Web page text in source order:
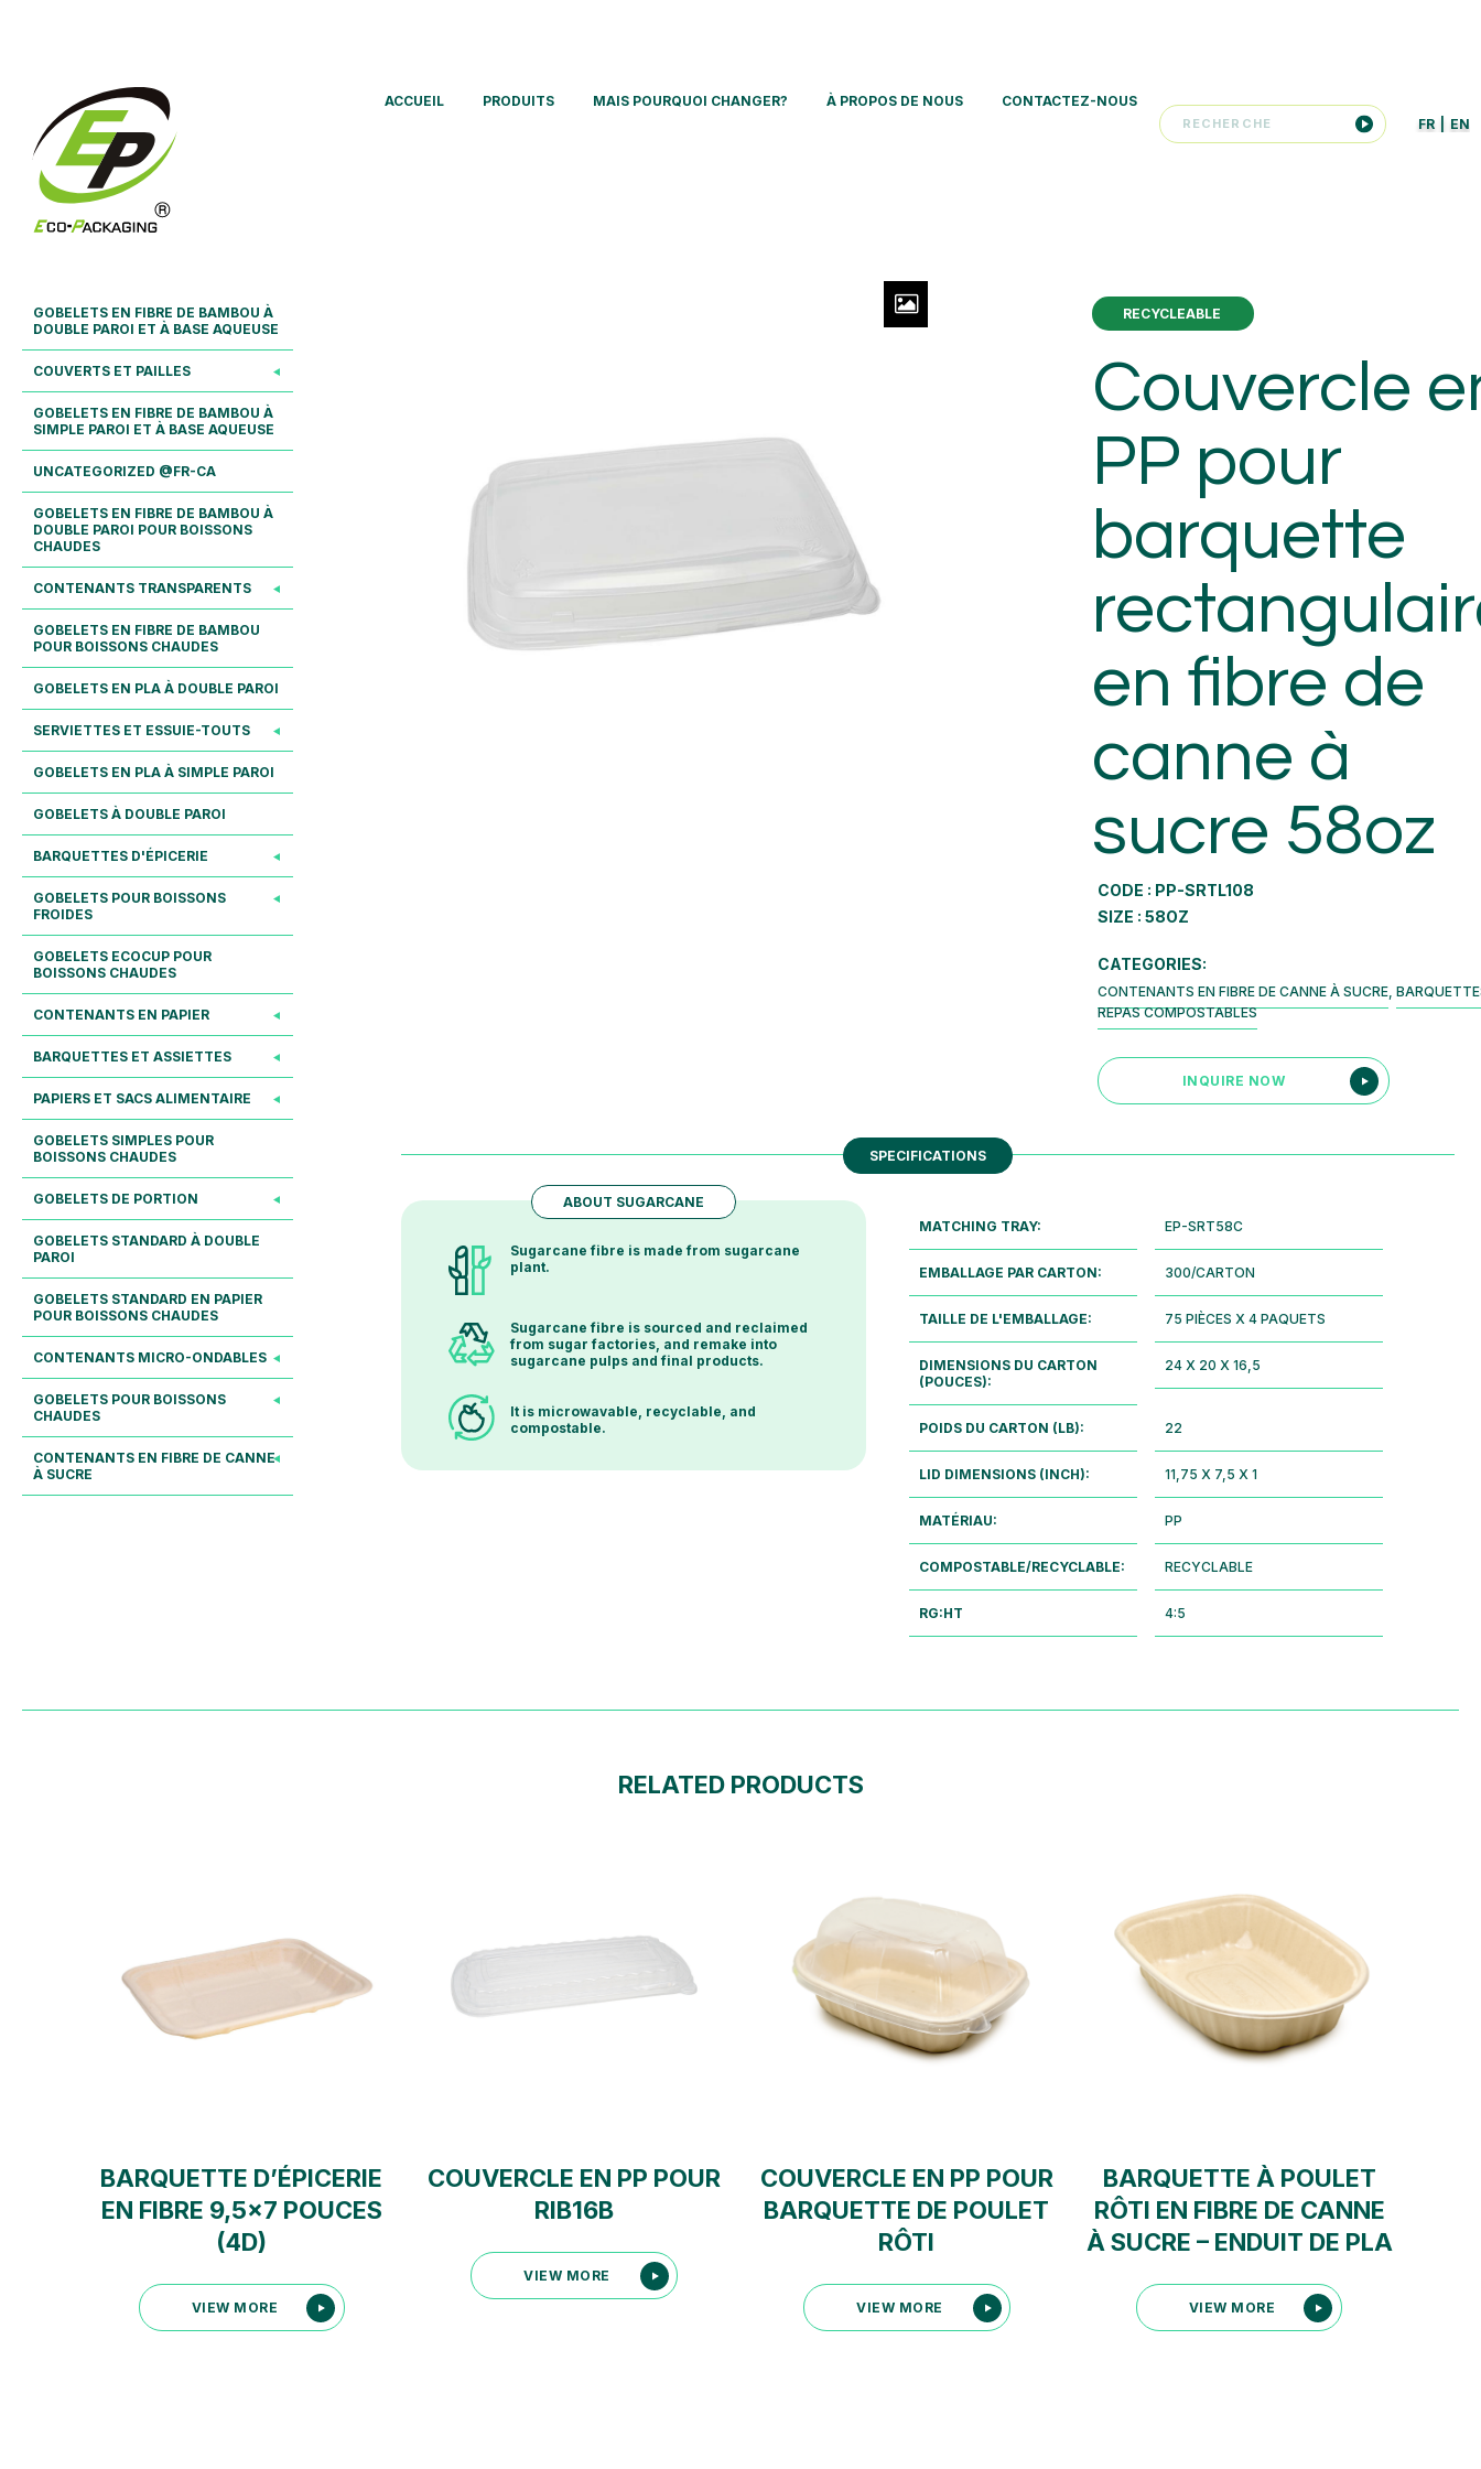
ACCUEIL PRODUITS MAIS POURQUOI CHANGER? À PROPOS DE NOUS
CONTACTEZ-NOUS
FR
EN
GOBELETS EN FIBRE DE BAMBOU À
DOUBLE PAROI ET À BASE AQUEUSE
COUVERTS ET PAILLES
GOBELETS EN FIBRE DE BAMBOU À
SIMPLE PAROI ET À BASE AQUEUSE
UNCATEGORIZED @FR-CA
GOBELETS EN FIBRE DE BAMBOU À
DOUBLE PAROI POUR BOISSONS
CHAUDES
CONTENANTS TRANSPARENTS
GOBELETS EN FIBRE DE BAMBOU
POUR BOISSONS CHAUDES
GOBELETS EN PLA À DOUBLE PAROI
SERVIETTES ET ESSUIE-TOUTS
GOBELETS EN PLA À SIMPLE PAROI
GOBELETS À DOUBLE PAROI
BARQUETTES D'ÉPICERIE
GOBELETS POUR BOISSONS
FROIDES
GOBELETS ECOCUP POUR
BOISSONS CHAUDES
CONTENANTS EN PAPIER
BARQUETTES ET ASSIETTES
PAPIERS ET SACS ALIMENTAIRE
GOBELETS SIMPLES POUR
BOISSONS CHAUDES
GOBELETS DE PORTION
GOBELETS STANDARD À DOUBLE
PAROI
GOBELETS STANDARD EN PAPIER
POUR BOISSONS CHAUDES
CONTENANTS MICRO-ONDABLES
GOBELETS POUR BOISSONS
CHAUDES
CONTENANTS EN FIBRE DE CANNE
À SUCRE
RECYCLEABLE
Couvercle
PP pour
barquette
en fibre de
canne à
sucre 58oz
CODE : PP-SRTL108
SIZE : 58OZ
CATEGORIES:
CONTENANTS EN FIBRE DE CANNE À SUCRE,
REPAS COMPOSTABLES
INQUIRE NOW
SPECIFICATIONS
ABOUT SUGARCANE
Sugarcane fibre is made from sugarcane
plant.
Sugarcane fibre is sourced and reclaimed
from sugar factories, and remake into
sugarcane pulps and final products.
It is microwavable, recyclable, and
compostable.
MATCHING TRAY: EP-SRT58C
EMBALLAGE PAR CARTON: 300/CARTON
TAILLE DE L'EMBALLAGE: 75 PIÈCES X 4 PAQUETS
DIMENSIONS DU CARTON
(POUCES):
24 X 20 X 16,5
POIDS DU CARTON (LB): 22
LID DIMENSIONS (INCH): 11,75 X 7,5 X 1
MATÉRIAU: PP
COMPOSTABLE/RECYCLABLE: RECYCLABLE
RG:HT 4:5
RELATED PRODUCTS
BARQUETTE D’ÉPICERIE
EN FIBRE 9,5×7 POUCES
(4D)
VIEW MORE
COUVERCLE EN PP POUR
RIB16B
VIEW MORE
COUVERCLE EN PP POUR
BARQUETTE DE POULET
RÔTI
VIEW MORE
BARQUETTE À POULET
RÔTI EN FIBRE DE CANNE
À SUCRE – ENDUIT DE PLA
VIEW MORE